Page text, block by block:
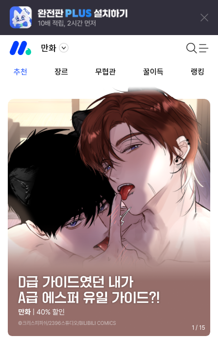
만화
추천 장르 무협관 꿀이득 랭킹
2 / 15